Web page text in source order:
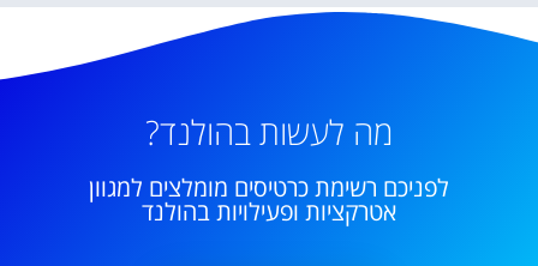
מה לעשות בהולנד?
לפניכם רשימת כרטיסים מומלצים למגוון
אטרקציות ופעילויות בהולנד